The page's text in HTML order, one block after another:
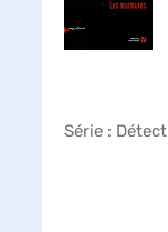
Série :